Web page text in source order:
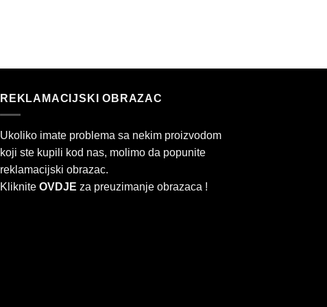
REKLAMACIJSKI OBRAZAC
Ukoliko imate problema sa nekim proizvodom
koji ste kupili kod nas, molimo da popunite
reklamacijski obrazac.
Kliknite OVDJE za preuzimanje obrazaca !